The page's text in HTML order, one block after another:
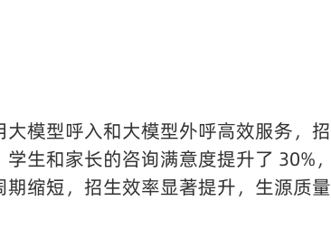
模型呼入和大模型外呼高效服务，招
生和家长的咨询满意度提升了 30%，
缩短，招生效率显著提升，生源质量